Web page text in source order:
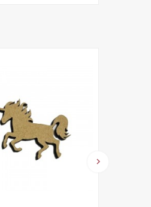
keyboard_arrow_right